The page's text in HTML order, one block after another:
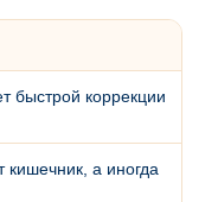
быстрой коррекции
а иногда